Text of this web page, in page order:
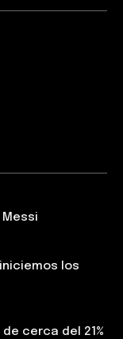
los
cerca del 21%